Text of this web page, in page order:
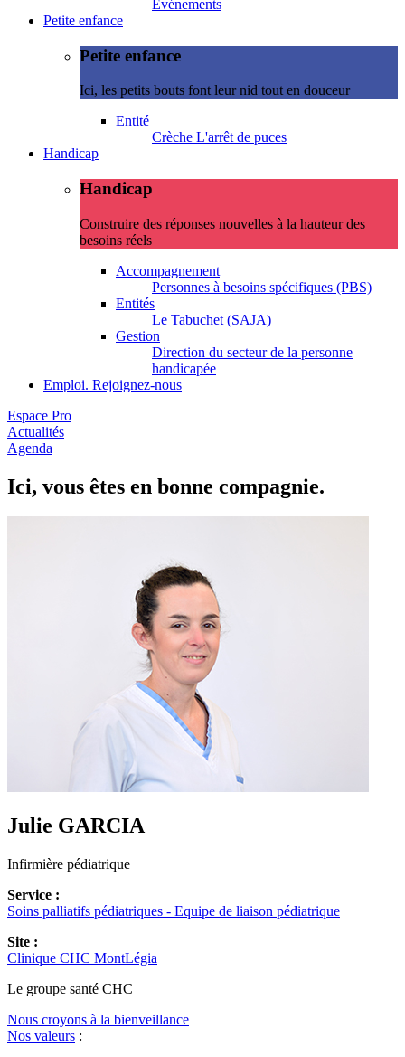
Evénements
Petite enfance
Petite enfance
Ici, les petits bouts font leur nid tout en douceur
Entité
Crèche L'arrêt de puces
Handicap
Handicap
Construire des réponses nouvelles à la hauteur des
besoins réels
Accompagnement
Personnes à besoins spécifiques (PBS)
Entités
Le Tabuchet (SAJA)
Gestion
Direction du secteur de la personne
handicapée
Emploi. Rejoignez-nous
Espace Pro
Actualités
Agenda
Ici, vous êtes en bonne compagnie.
Julie GARCIA
Infirmière pédiatrique
Service :
Soins palliatifs pédiatriques - Equipe de liaison pédiatrique
Site :
Clinique CHC MontLégia
Le groupe santé CHC
Nous croyons à la bienveillance
Nos valeurs :